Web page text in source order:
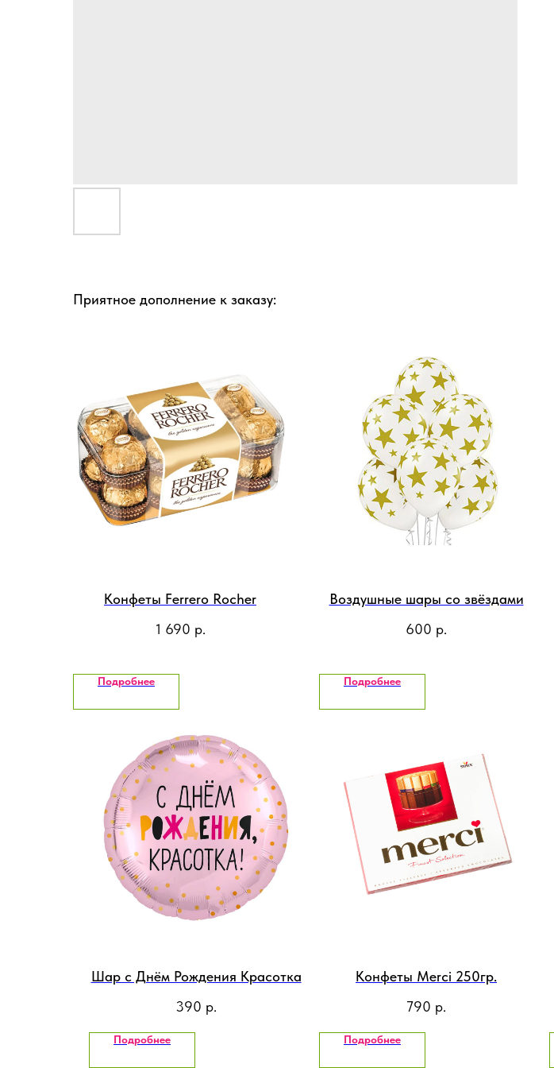
Приятное дополнение к заказу:
Конфеты Ferrero Rocher
1 690 р.
Подробнее
Воздушные шары со звёздами
600 р.
Подробнее
Шар с Днём Рождения Красотка
390 р.
Подробнее
Конфеты Merci 250гр.
790 р.
Подробнее